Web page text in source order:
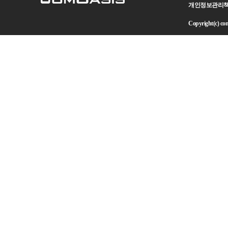
개인정보관리
Copyright(c)